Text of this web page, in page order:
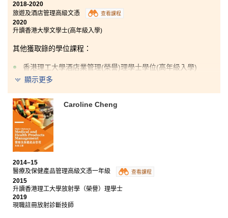
2018-2020
旅遊及酒店管理高級文憑
查看課程
2020
升讀香港大學文學士(高年級入學)
其他獲取錄的學位課程：
香港理工大學酒店業管理(榮譽)理學士學位(高年級入學)
師很友善，樂於協助學生。我有機會在一所豪華酒店進
行實習，得到了寶貴的經驗，更深入了解到酒店的運
作。
顯示更多
Caroline Cheng
2014–15
醫療及保健產品管理高級文憑一年級
查看課程
2015
升讀香港理工大學放射學（榮譽）理學士
2019
現職註冊放射診斷技師